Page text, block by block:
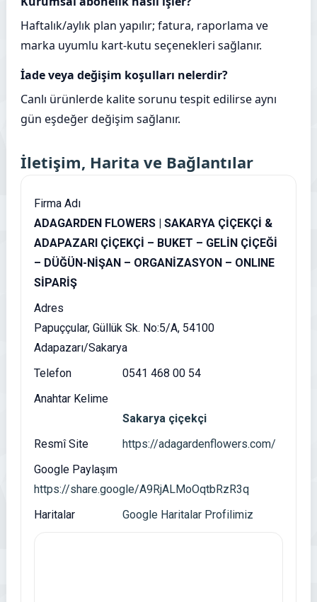
Haftalık/aylık plan yapılır; fatura, raporlama ve
marka uyumlu kart‑kutu seçenekleri sağlanır.
İade veya değişim koşulları nelerdir?
Canlı ürünlerde kalite sorunu tespit edilirse aynı
gün eşdeğer değişim sağlanır.
İletişim, Harita ve Bağlantılar
Firma Adı
ADAGARDEN FLOWERS | SAKARYA ÇİÇEKÇİ &
ADAPAZARI ÇİÇEKÇİ – BUKET – GELİN ÇİÇEĞİ
– DÜĞÜN-NİŞAN – ORGANİZASYON – ONLINE
SİPARİŞ
Adres
Papuççular, Güllük Sk. No:5/A, 54100
Adapazarı/Sakarya
Telefon
0541 468 00 54
Anahtar Kelime
Sakarya çiçekçi
Resmî Site
https://adagardenflowers.com/
Google Paylaşım
https://share.google/A9RjALMoOqtbRzR3q
Haritalar
Google Haritalar Profilimiz